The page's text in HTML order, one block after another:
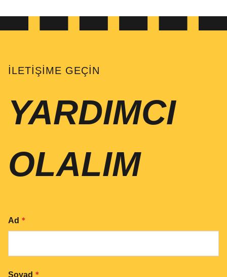
İLETIŞIME GEÇIN
YARDIMCI
OLALIM
Ad *
Soyad *